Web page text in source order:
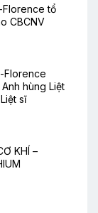
Florence tổ
CBCNV
Florence
hùng Liệt
sĩ
KHÍ –